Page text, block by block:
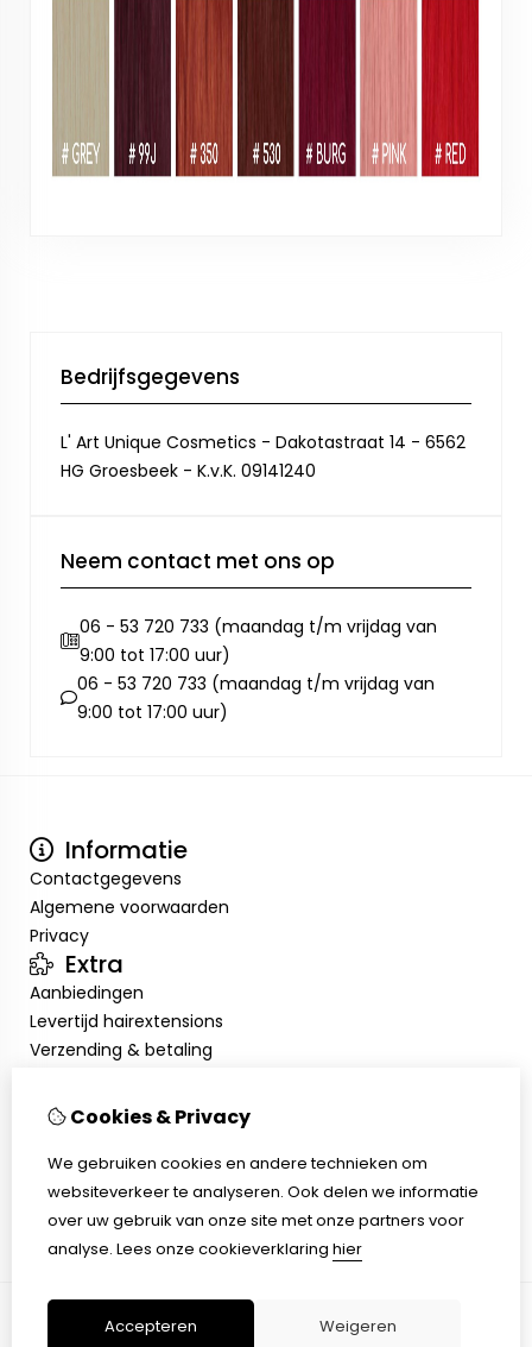
Bedrijfsgegevens
L' Art Unique Cosmetics - Dakotastraat 14 - 6562
HG Groesbeek - K.v.K. 09141240
Neem contact met ons op
06 - 53 720 733 (maandag t/m vrijdag van
9:00 tot 17:00 uur)
06 - 53 720 733 (maandag t/m vrijdag van
9:00 tot 17:00 uur)
Informatie
Contactgegevens
Algemene voorwaarden
Privacy
Extra
Aanbiedingen
Levertijd hairextensions
Verzending & betaling
Salonkorting
Mijn account
Inloggen
Bestelhistorie
Verlanglijst
Cookies & Privacy
We gebruiken cookies en andere technieken om
websiteverkeer te analyseren. Ook delen we informatie
over uw gebruik van onze site met onze partners voor
analyse. Lees onze cookieverklaring hier
Accepteren Weigeren